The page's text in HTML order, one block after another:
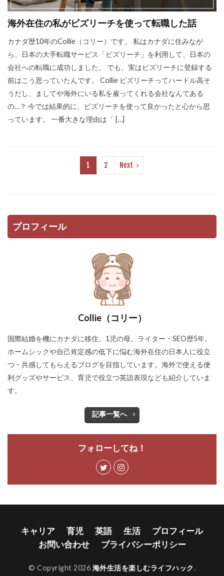
海外在住の私がビズリーチを使って転職した話
カナダ歴10年のCollie（コリー）です。 私はカナダに住みなが
ら、日本の大手転職サービス「ビズリーチ」を利用して、日本の
会社への転職に成功しました。 でも、実はビズリーチに登録する
前はこう思っていたんです。 Collie ビズリーチってハードル高そ
うだし、ましてや海外にいる私を雇ってくれる会社なんてある
の…？ 今では結果的に、ビズリーチを使って良かったと心から思
っています。 一番大きな理由は「 […]
1 2 Next
プロフィール
Collie（コリー）
国際結婚を機にカナダに移住。1児の母。ライター・SEO歴5年。
ホームシックや自己肯定感の低下に悩む海外在住の日本人に役立
つ・共感してもらえるブログを目指しています。海外で使える便
利グッズやサービス、育児で役立つ英語表現なども紹介していま
す。
記事一覧へ
フォローしてね！
キャリア 育児 英語 生活
プロフィール
お問い合わせ
プライバシーポリシー
© Copyright 2026 海外生活を楽しむライフハック.